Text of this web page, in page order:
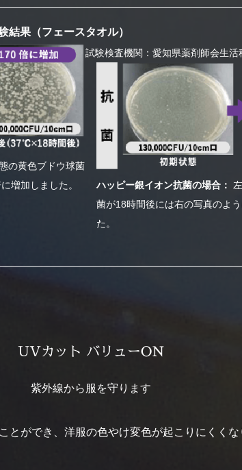
結果（フェースタオル）
試験検査機関：愛知県薬剤師会生活
の黄色ブドウ球菌
増加しました。
ハッピー銀イオン抗菌の場合：
菌が18時間後には右の写真のよ
た。
UVカット バリューON
紫外線から服を守ります
とができ、洋服の色やけ変色が起こりにくく